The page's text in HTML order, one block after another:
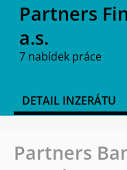
Partners
a.s.
7 nabídek práce
DETAIL INZERÁTU
Partners